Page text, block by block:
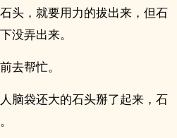
头，就要用力的‎拔​‌出‌‍​来­​，但石
没弄出来。
去帮忙。
脑袋还大的石头掰了起来，石